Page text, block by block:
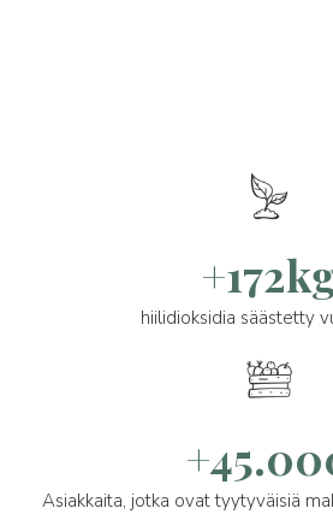
hiilidioksidia säästetty
Asiakkaita, jotka ovat tyytyväisiä